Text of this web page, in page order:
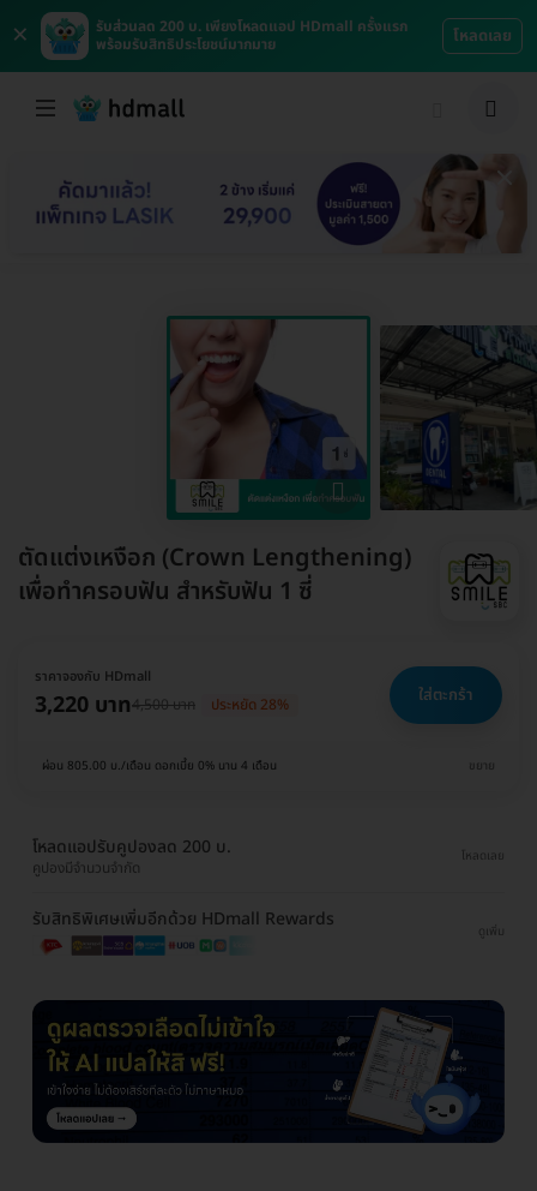
×
รับส่วนลด 200 บ. เพียงโหลดแอป HDmall ครั้งแรก
พร้อมรับสิทธิประโยชน์มากมาย
โหลดเลย
ตัดแต่งเหงือก (Crown Lengthening)
เพื่อทำครอบฟัน สำหรับฟัน 1 ซี่
ราคาจองกับ HDmall
3,220 บาท4,500 บาท ประหยัด 28% ใส่ตะกร้า
ผ่อน 805.00 บ./เดือน ดอกเบี้ย 0% นาน 4 เดือน ขยาย
โหลดแอปรับคูปองลด 200 บ.
คูปองมีจำนวนจำกัด
โหลดเลย
รับสิทธิพิเศษเพิ่มอีกด้วย HDmall Rewards
ดูเพิ่ม